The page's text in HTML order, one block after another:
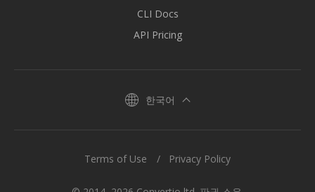
CLI Docs
API Pricing
한국어
Terms of Use Privacy Policy